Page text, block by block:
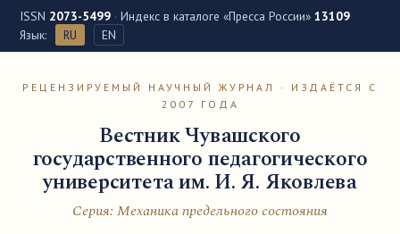
ISSN 2073-5499 · Индекс в каталоге «Пресса России» 13109
Язык:
RU EN
РЕЦЕНЗИРУЕМЫЙ НАУЧНЫЙ ЖУРНАЛ · ИЗДАЁТСЯ С
2007 ГОДА
Вестник Чувашского
государственного педагогического
университета им. И. Я. Яковлева
Серия: Механика предельного состояния